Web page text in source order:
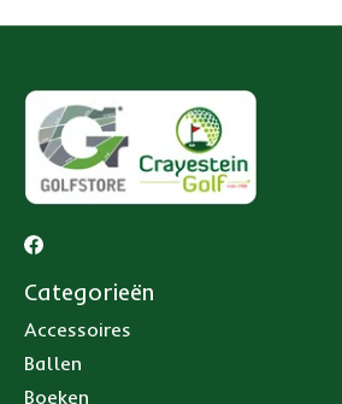
Categorieën
Accessoires
Ballen
Boeken